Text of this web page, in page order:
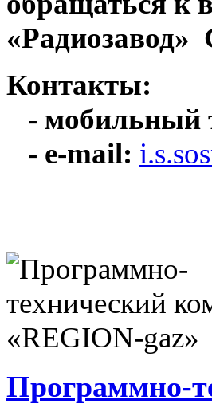
«Радиозавод»
Контакты:
- мобильный
- e-mail:
Программно-